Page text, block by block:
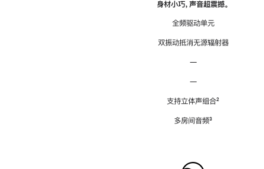
身材小巧，声音超震撼。
全频驱动单元
双振动抵消无源辐射器
—
—
支持立体声组合脚
²
多房间音频脚
³